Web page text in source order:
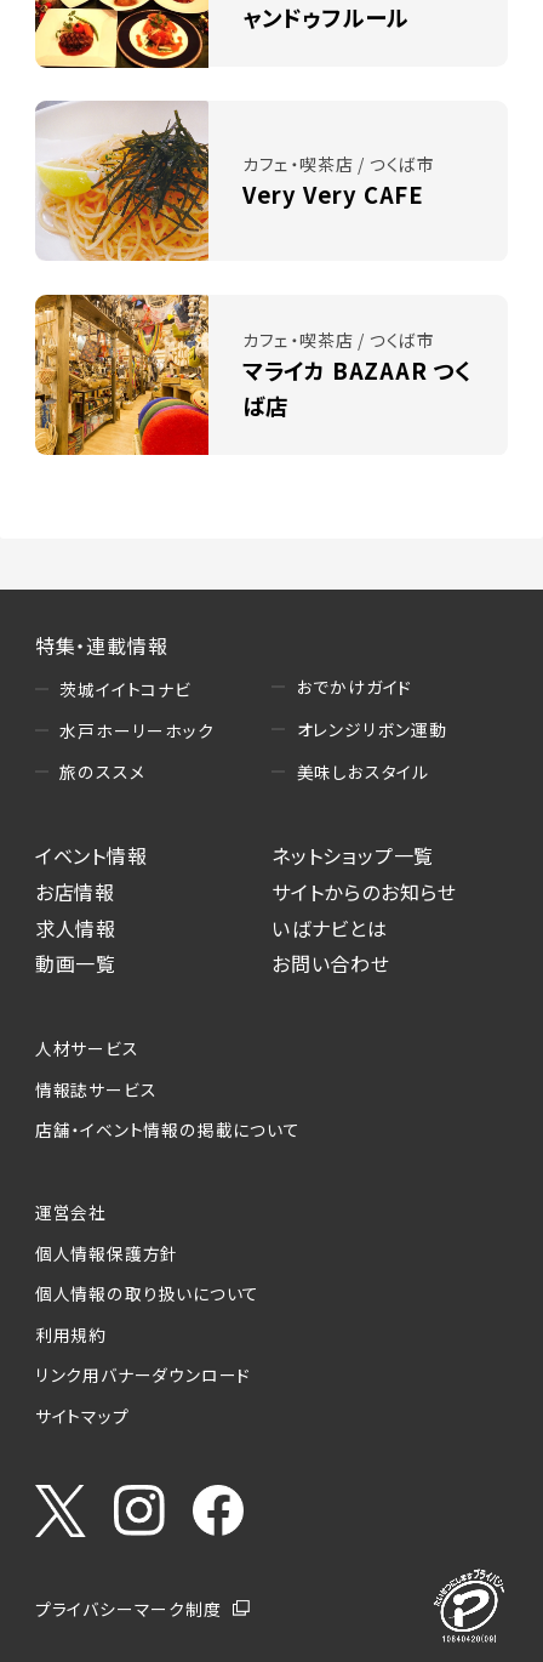
ャンドゥフルール
カフェ・喫茶店 / つくば市
Very Very CAFE
カフェ・喫茶店 / つくば市
マライカ BAZAAR つく
ば店
特集・連載情報
茨城イイトコナビ
水戸ホーリーホック
旅のススメ
おでかけガイド
オレンジリボン運動
美味しおスタイル
イベント情報
お店情報
求人情報
動画一覧
ネットショップ一覧
サイトからのお知らせ
いばナビとは
お問い合わせ
人材サービス
情報誌サービス
店舗・イベント情報の掲載について
運営会社
個人情報保護方針
個人情報の取り扱いについて
利用規約
リンク用バナーダウンロード
サイトマップ
プライバシーマーク制度